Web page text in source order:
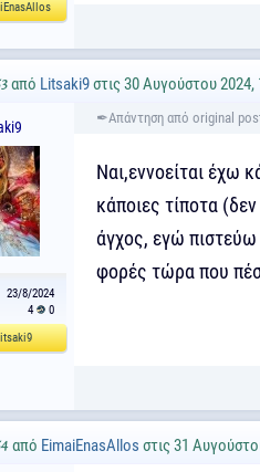
από Litsaki9στις 30 Αυγούστου 2024,
23/8/2024
4
0
Ναι,εννοείται έχω
κάποιες τίποτα
άγχος, εγώ πιστεύω
φορές τώρα που
από EimaiEnasAllos στις 31